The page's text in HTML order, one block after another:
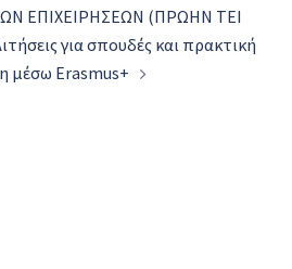
ΕΠΙΧΕΙΡΗΣΕΩΝ (ΠΡΩΗΝ ΤΕΙ
για σπουδές και πρακτική
μέσω Erasmus+